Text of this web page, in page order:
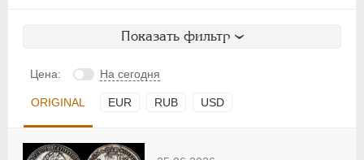
Показать фильтр
Цена: На сегодня
ORIGINAL EUR RUB USD